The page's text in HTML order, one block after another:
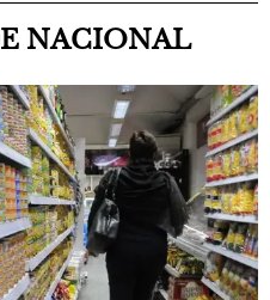
NACIONAL